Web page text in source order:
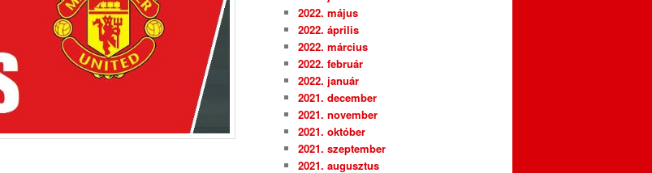
2022. május
2022. április
2022. március
2022. február
2022. január
2021. december
2021. november
2021. október
2021. szeptember
2021. augusztus